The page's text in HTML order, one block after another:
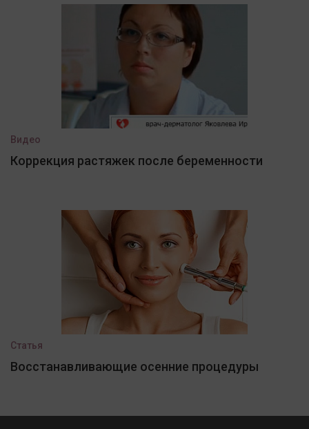
Видео
Коррекция растяжек после беременности
Статья
Восстанавливающие осенние процедуры